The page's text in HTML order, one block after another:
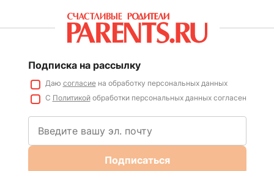
Подписка на рассылку
Даю согласиена обработку персональных данных
С Политикойобработки персональных данных согласен
Подписаться